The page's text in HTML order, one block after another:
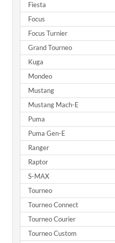
Fiesta
Focus
Focus Turnier
Grand Tourneo
Kuga
Mondeo
Mustang
Mustang Mach-E
Puma
Puma Gen-E
Ranger
Raptor
S-MAX
Tourneo
Tourneo Connect
Tourneo Courier
Tourneo Custom